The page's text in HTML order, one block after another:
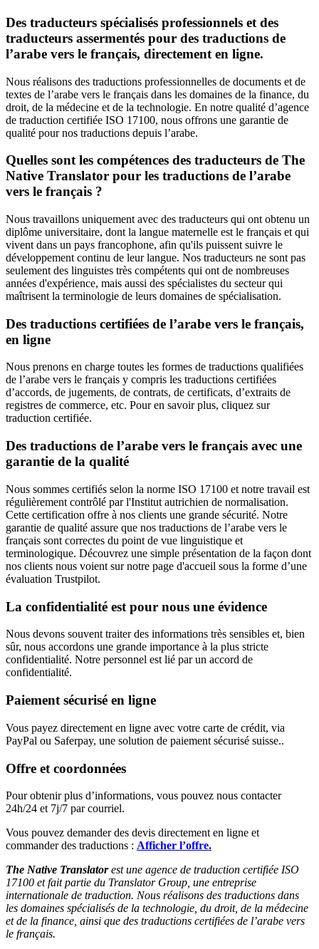
Des traducteurs spécialisés professionnels et des
traducteurs assermentés pour des traductions de
l’arabe vers le français, directement en ligne.
Nous réalisons des traductions professionnelles de documents et de
textes de l’arabe vers le français dans les domaines de la finance, du
droit, de la médecine et de la technologie. En notre qualité d’agence
de traduction certifiée ISO 17100, nous offrons une garantie de
qualité pour nos traductions depuis l’arabe.
Quelles sont les compétences des traducteurs de The
Native Translator pour les traductions de l’arabe
vers le français ?
Nous travaillons uniquement avec des traducteurs qui ont obtenu un
diplôme universitaire, dont la langue maternelle est le français et qui
vivent dans un pays francophone, afin qu'ils puissent suivre le
développement continu de leur langue. Nos traducteurs ne sont pas
seulement des linguistes très compétents qui ont de nombreuses
années d'expérience, mais aussi des spécialistes du secteur qui
maîtrisent la terminologie de leurs domaines de spécialisation.
Des traductions certifiées de l’arabe vers le français,
en ligne
Nous prenons en charge toutes les formes de traductions qualifiées
de l’arabe vers le français y compris les traductions certifiées
d’accords, de jugements, de contrats, de certificats, d’extraits de
registres de commerce, etc. Pour en savoir plus, cliquez sur
traduction certifiée.
Des traductions de l’arabe vers le français avec une
garantie de la qualité
Nous sommes certifiés selon la norme ISO 17100 et notre travail est
régulièrement contrôlé par l'Institut autrichien de normalisation.
Cette certification offre à nos clients une grande sécurité. Notre
garantie de qualité assure que nos traductions de l’arabe vers le
français sont correctes du point de vue linguistique et
terminologique. Découvrez une simple présentation de la façon dont
nos clients nous voient sur notre page d'accueil sous la forme d’une
évaluation Trustpilot.
La confidentialité est pour nous une évidence
Nous devons souvent traiter des informations très sensibles et, bien
sûr, nous accordons une grande importance à la plus stricte
confidentialité. Notre personnel est lié par un accord de
confidentialité.
Paiement sécurisé en ligne
Vous payez directement en ligne avec votre carte de crédit, via
PayPal ou Saferpay, une solution de paiement sécurisé suisse..
Offre et coordonnées
Pour obtenir plus d’informations, vous pouvez nous contacter
24h/24 et 7j/7 par courriel.
Vous pouvez demander des devis directement en ligne et
commander des traductions : Afficher l’offre.
The Native Translatorest une agence de traduction certifiée ISO
17100 et fait partie du Translator Group, une entreprise
internationale de traduction. Nous réalisons des traductions dans
les domaines spécialisés de la technologie, du droit, de la médecine
et de la finance, ainsi que des traductions certifiées de l’arabe vers
le français.